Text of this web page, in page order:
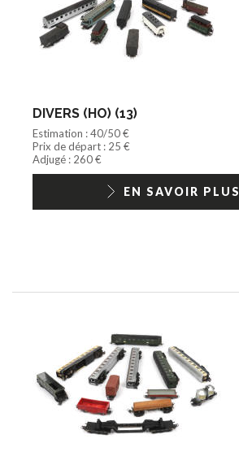
DIVERS (HO) (13)
Estimation : 40/50 €
Prix de départ : 25 €
Adjugé : 260 €
EN SAVOIR PLUS